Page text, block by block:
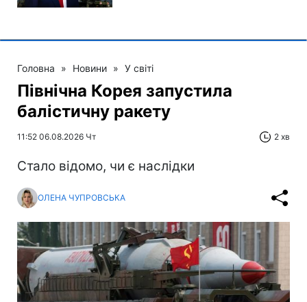
Головна » Новини » У світі
Північна Корея запустила
балістичну ракету
11:52 06.08.2026 Чт 2 хв
Стало відомо, чи є наслідки
ОЛЕНА ЧУПРОВСЬКА